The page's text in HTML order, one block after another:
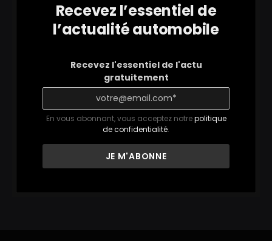
Recevez l’essentiel de
l’actualité automobile
Recevez l'essentiel de l'actu
gratuitement
En vous abonnant, vous acceptez notrepolitique
de confidentialité.